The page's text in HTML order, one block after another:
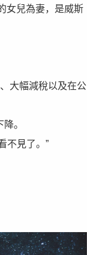
女兒為妻，是威斯
大幅減稅以及在公
。
不見了。”